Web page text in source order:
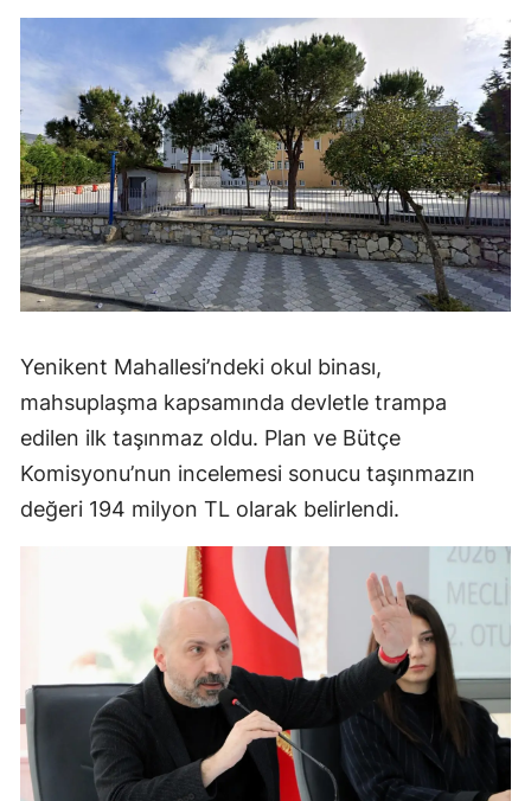
Yenikent Mahallesi’ndeki okul binası,
mahsuplaşma kapsamında devletle trampa
edilen ilk taşınmaz oldu. Plan ve Bütçe
Komisyonu’nun incelemesi sonucu taşınmazın
değeri 194 milyon TL olarak belirlendi.